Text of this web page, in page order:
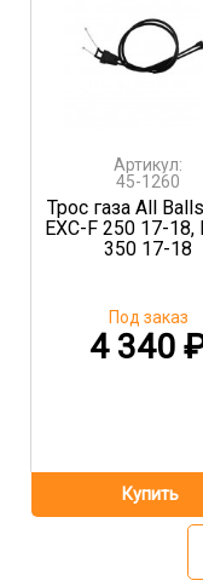
Артикул:
45-1260
Трос газа All
EXC-F 250 17-18,
350 17-18
4 340
Под заказ